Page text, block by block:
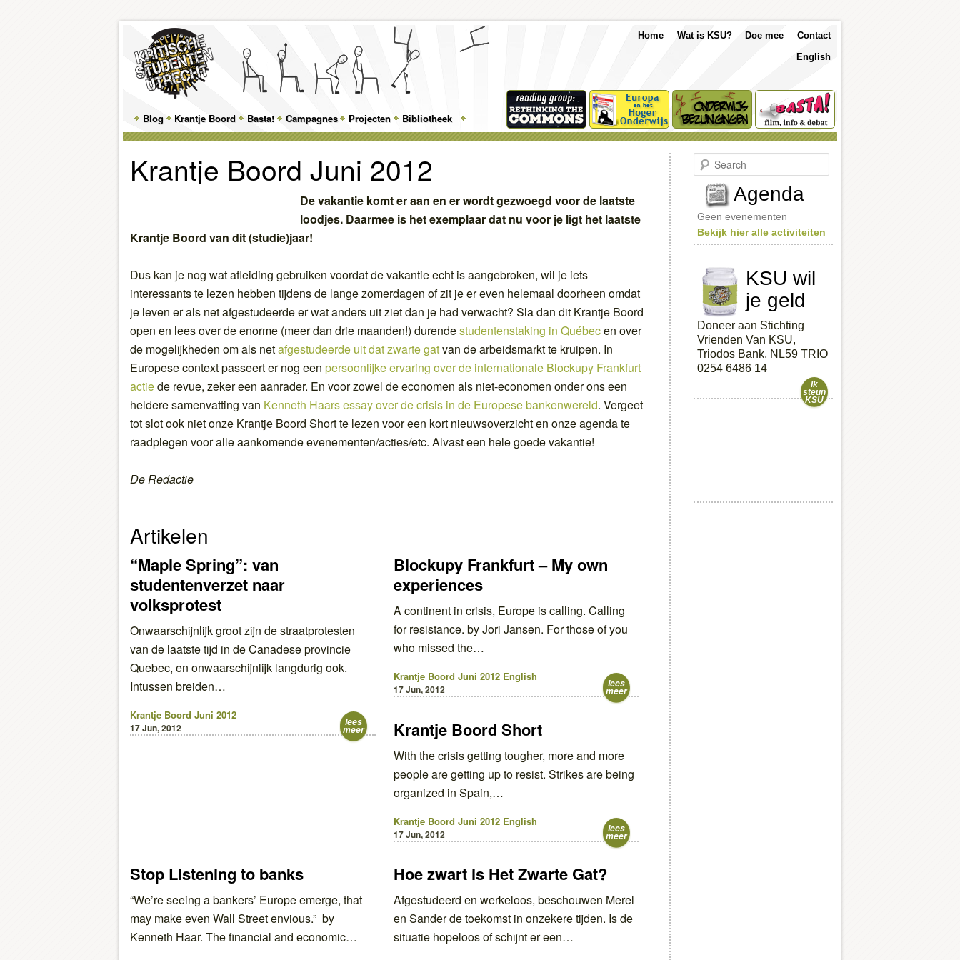
Main
menu
Skip
to
primary
Skip
to
secondary
Blog Krantje Boord Basta! Campagnes Projecten Bibliotheek
TopSkip
content
Skip
content
Contact
Doe mee
Wat is KSU?
Home
English
Top
Feature
Menu
Skip
to
primary
Skip
to
secondary
Krantje Boord Juni 2012
De vakantie komt er aan en er wordt gezwoegd voor de laatste
loodjes. Daarmee is het exemplaar dat nu voor je ligt het laatste
Krantje Boord van dit (studie)jaar!
Dus kan je nog wat afleiding gebruiken voordat de vakantie echt is aangebroken, wil je iets
interessants te lezen hebben tijdens de lange zomerdagen of zit je er even helemaal doorheen omdat
je leven er als net afgestudeerde er wat anders uit ziet dan je had verwacht? Sla dan dit Krantje Boord
open en lees over de enorme (meer dan drie maanden!) durendestudentenstaking in Québecen over
de mogelijkheden om als netafgestudeerde uit dat zwarte gatvan de arbeidsmarkt te kruipen. In
Europese context passeert er nog een persoonlijke ervaring over de internationale Blockupy Frankfurt
actiede revue, zeker een aanrader. En voor zowel de economen als niet-economen onder ons een
heldere samenvatting van Kenneth Haars essay over de crisis in de Europese bankenwereld. Vergeet
tot slot ook niet onze Krantje Boord Short te lezen voor een kort nieuwsoverzicht en onze agenda te
raadplegen voor alle aankomende evenementen/acties/etc. Alvast een hele goede vakantie!
De Redactie
Artikelen
“Maple Spring”: van
studentenverzet naar
volksprotest
Onwaarschijnlijk groot zijn de straatprotesten
van de laatste tijd in de Canadese provincie
Quebec, en onwaarschijnlijk langdurig ook.
Intussen breiden…
Krantje Boord Juni 2012
17 Jun, 2012 lees
meer
Blockupy Frankfurt – My own
experiences
A continent in crisis, Europe is calling. Calling
for resistance. by Jori Jansen. For those of you
who missed the…
Krantje Boord Juni 2012 English
17 Jun, 2012 lees
meer
Krantje Boord Short
With the crisis getting tougher, more and more
people are getting up to resist. Strikes are being
organized in Spain,…
Krantje Boord Juni 2012 English
17 Jun, 2012 lees
meer
Stop Listening to banks
“We’re seeing a bankers’ Europe emerge, that
may make even Wall Street envious.” by
Kenneth Haar. The financial and economic…
Hoe zwart is Het Zwarte Gat?
Afgestudeerd en werkeloos, beschouwen Merel
en Sander de toekomst in onzekere tijden. Is de
situatie hopeloos of schijnt er een…
e
c
h
Agenda
Geen evenementen
Bekijk hier alle activiteiten
KSU wil
je geld
Doneer aan Stichting
Vrienden Van KSU,
Triodos Bank, NL59 TRIO
0254 6486 14
Ik
steun
KSU